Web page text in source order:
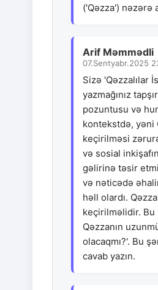
('Qəzza') nəzərə
Arif Məmmədli
07.Sentyabr.2025
Sizə 'Qəzzalılar
yazmağınız
pozuntusu və
kontekstdə, yəni
keçirilməsi
və sosial
gəlirinə təsir
və nəticədə
həll olardı.
keçirilməlidir. Bu
Qəzzanın
olacaqmı?'. Bu
cavab yazın.